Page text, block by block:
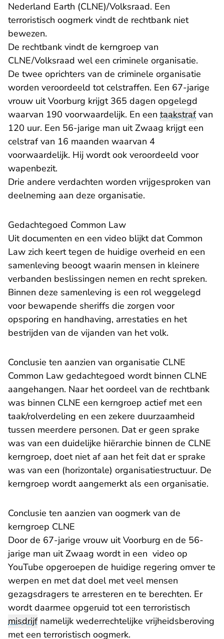
Nederland Earth (CLNE)/Volksraad. Een
terroristisch oogmerk vindt de rechtbank niet
bewezen.
De rechtbank vindt de kerngroep van
CLNE/Volksraad wel een criminele organisatie.
De twee oprichters van de criminele organisatie
worden veroordeeld tot celstraffen. Een 67-jarige
vrouw uit Voorburg krijgt 365 dagen opgelegd
waarvan 190 voorwaardelijk. En een taakstrafvan
120 uur. Een 56-jarige man uit Zwaag krijgt een
celstraf van 16 maanden waarvan 4
voorwaardelijk. Hij wordt ook veroordeeld voor
wapenbezit.
Drie andere verdachten worden vrijgesproken van
deelneming aan deze organisatie.
Gedachtegoed Common Law
Uit documenten en een video blijkt dat Common
Law zich keert tegen de huidige overheid en een
samenleving beoogt waarin mensen in kleinere
verbanden beslissingen nemen en recht spreken.
Binnen deze samenleving is een rol weggelegd
voor bewapende sheriffs die zorgen voor
opsporing en handhaving, arrestaties en het
bestrijden van de vijanden van het volk.
Conclusie ten aanzien van organisatie CLNE
Common Law gedachtegoed wordt binnen CLNE
aangehangen. Naar het oordeel van de rechtbank
was binnen CLNE een kerngroep actief met een
taak/rolverdeling en een zekere duurzaamheid
tussen meerdere personen. Dat er geen sprake
was van een duidelijke hiërarchie binnen de CLNE
kerngroep, doet niet af aan het feit dat er sprake
was van een (horizontale) organisatiestructuur. De
kerngroep wordt aangemerkt als een organisatie.
Conclusie ten aanzien van oogmerk van de
kerngroep CLNE
Door de 67-jarige vrouw uit Voorburg en de 56-
jarige man uit Zwaag wordt in een video op
YouTube opgeroepen de huidige regering omver te
werpen en met dat doel met veel mensen
gezagsdragers te arresteren en te berechten. Er
wordt daarmee opgeruid tot een terroristisch
misdrijfnamelijk wederrechtelijke vrijheidsberoving
met een terroristisch oogmerk.